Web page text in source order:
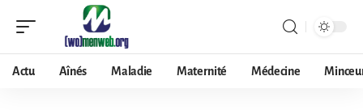
Actu Aînés Maladie Maternité Médecine